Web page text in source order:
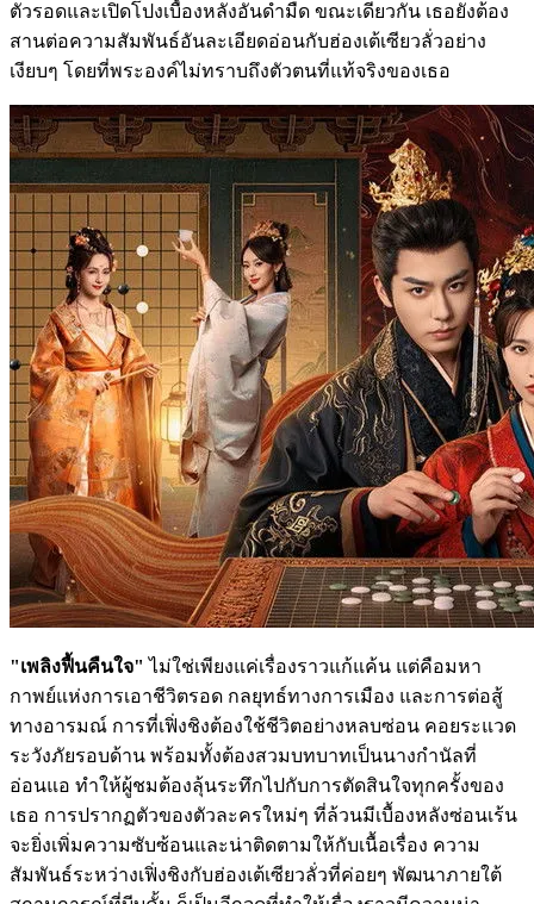
ตัวรอดและเปิดโปงเบื้องหลังอันดำมืด ขณะเดียวกัน เธอยังต้อง
สานต่อความสัมพันธ์อันละเอียดอ่อนกับฮ่องเต้เซียวลั่วอย่าง
เงียบๆ โดยที่พระองค์ไม่ทราบถึงตัวตนที่แท้จริงของเธอ
"เพลิงฟื้นคืนใจ" ไม่ใช่เพียงแค่เรื่องราวแก้แค้น แต่คือมหา
กาพย์แห่งการเอาชีวิตรอด กลยุทธ์ทางการเมือง และการต่อสู้
ทางอารมณ์ การที่เฟิ่งชิงต้องใช้ชีวิตอย่างหลบซ่อน คอยระแวด
ระวังภัยรอบด้าน พร้อมทั้งต้องสวมบทบาทเป็นนางกำนัลที่
อ่อนแอ ทำให้ผู้ชมต้องลุ้นระทึกไปกับการตัดสินใจทุกครั้งของ
เธอ การปรากฏตัวของตัวละครใหม่ๆ ที่ล้วนมีเบื้องหลังซ่อนเร้น
จะยิ่งเพิ่มความซับซ้อนและน่าติดตามให้กับเนื้อเรื่อง ความ
สัมพันธ์ระหว่างเฟิ่งชิงกับฮ่องเต้เซียวลั่วที่ค่อยๆ พัฒนาภายใต้